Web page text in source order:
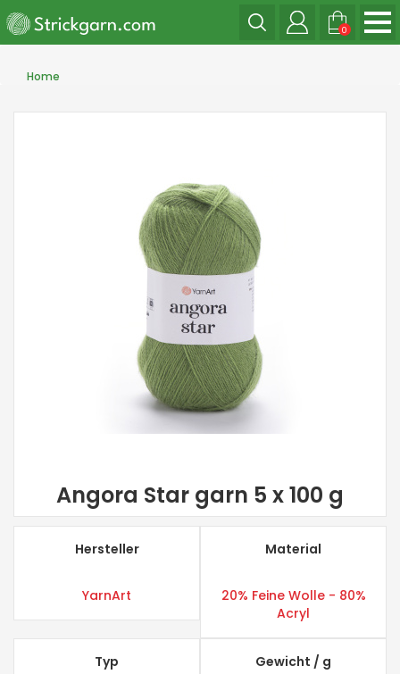
0
Home
Angora Star garn 5 x 100 g
Hersteller
YarnArt
Material
20% Feine Wolle - 80%
Acryl
Typ Gewicht / g